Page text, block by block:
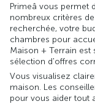
Primeâ vous permet
nombreux critères
recherchée, votre
chambres pour
Maison + Terrain
sélection d'offres
Vous visualisez
maison. Les
pour vous aider tout